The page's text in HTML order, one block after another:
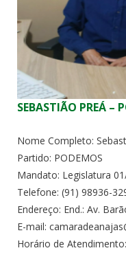
SEBASTIÃO PREÁ –
Nome Completo:
Partido: PODEMOS
Mandato: Legislatura
Telefone: (91) 98936-
Endereço: End.: Av.
E-mail:
Horário de